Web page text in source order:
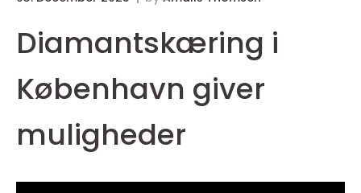
Diamantskæring i
København giver
muligheder